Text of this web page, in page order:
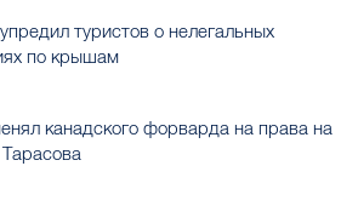
туристов о нелегальных
по крышам
канадского форварда на права на